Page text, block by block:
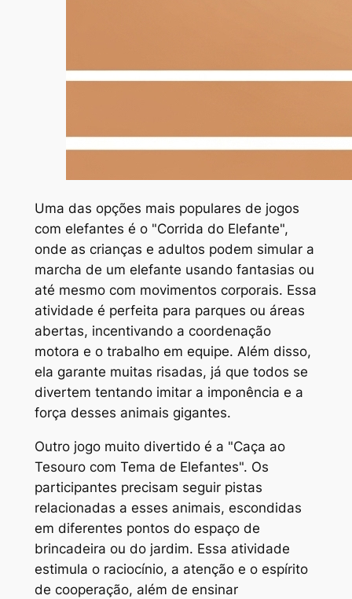
Uma das opções mais populares de jogos
com elefantes é o "Corrida do Elefante",
onde as crianças e adultos podem simular a
marcha de um elefante usando fantasias ou
até mesmo com movimentos corporais. Essa
atividade é perfeita para parques ou áreas
abertas, incentivando a coordenação
motora e o trabalho em equipe. Além disso,
ela garante muitas risadas, já que todos se
divertem tentando imitar a imponência e a
força desses animais gigantes.
Outro jogo muito divertido é a "Caça ao
Tesouro com Tema de Elefantes". Os
participantes precisam seguir pistas
relacionadas a esses animais, escondidas
em diferentes pontos do espaço de
brincadeira ou do jardim. Essa atividade
estimula o raciocínio, a atenção e o espírito
de cooperação, além de ensinar